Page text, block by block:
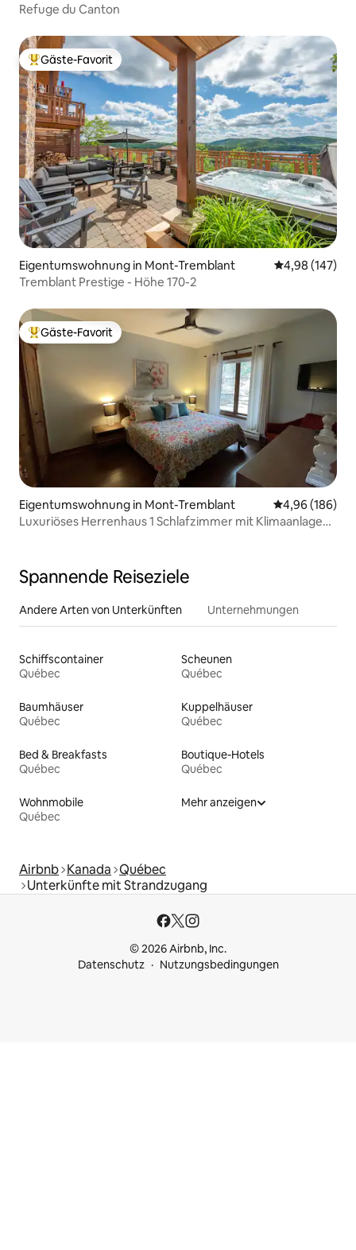
Refuge du Canton
Beliebter Gäste-Favorit.
Gäste-Favorit
Eigentumswohnung in Mont-Tremblant
4,98 (147)
Tremblant Prestige - Höhe 170-2
Beliebter Gäste-Favorit.
Gäste-Favorit
Eigentumswohnung in Mont-Tremblant
4,96 (186)
Luxuriöses Herrenhaus 1 Schlafzimmer mit Klimaanlage
Spannende Reiseziele
Andere Arten von Unterkünften Unternehmungen
Schiffscontainer
Québec
Scheunen
Québec
Baumhäuser
Québec
Kuppelhäuser
Québec
Bed & Breakfasts
Québec
Boutique-Hotels
Québec
Wohnmobile
Québec
Mehr anzeigen
Airbnb Kanada Québec
Unterkünfte mit Strandzugang
© 2026 Airbnb, Inc.
Datenschutz
Nutzungsbedingungen